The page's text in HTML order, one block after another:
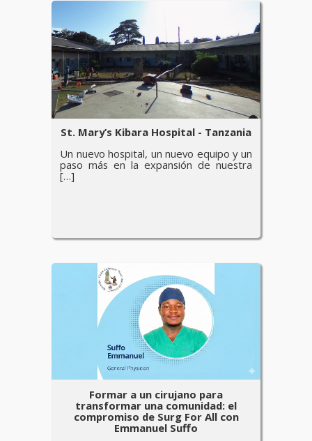
St. Mary’s Kibara Hospital - Tanzania
Un nuevo hospital, un nuevo equipo y un
paso más en la expansión de nuestra
[…]
Formar a un cirujano para
transformar una comunidad: el
compromiso de Surg For All con
Emmanuel Suffo